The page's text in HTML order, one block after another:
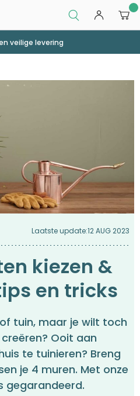
veilige levering
Laatste update:12 AUG 2023
kiezen &
en tricks
tuin, maar je wilt toch
Ooit aan
te tuinieren? Breng
je 4 muren. Met onze
gegarandeerd.